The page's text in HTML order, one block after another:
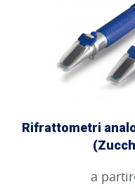
Rifrattometri
a